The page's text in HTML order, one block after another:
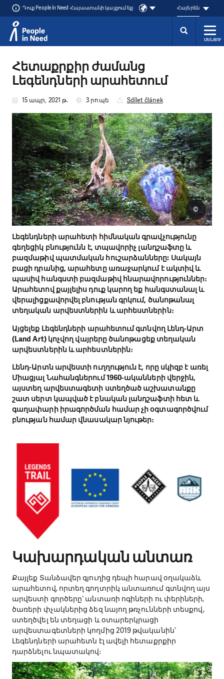
Դուք People in Need Հայաստանի կայքում եք Հայերեն
ՄԵՆՅՈՒ
Հետաքրքիր ժամանց
Լեգենդների արահետում
15 ապր, 2021 թ. 3 րոպե Sdílet článek
Լեգենդների արահետի հիմնական գրավչությունը
գեղեցիկ բնությունն է, տպավորիչ լանդշաֆտը և
բազմաթիվ պատմական հուշարձանները: Սակայն
բացի դրանից, արահետը առաջարկում է ակտիվ և
պասիվ հանգստի բազմաթիվ հնարավորություններ։
Արահետով քայլելիս դուք կարող եք հանգստանալ և
վերալիցքավորվել բնության գրկում, ծանոթանալ
տեղական արվեստներին և արհեստներին։
Այցելեք Լեգենդների արահետում գտնվող Լենդ-Արտ
(Land Art) կոչվող վայրերը ծանոթացեք տեղական
արվեստներին և արհեստներին։
Լենդ-Արտն արվեստի ուղղություն է, որը սկիզբ է առել
Միացյալ Նահանգներում 1960-ականների վերջին,
այստեղ արվեստագետի ստեղծած աշխատանքը
շատ սերտ կապված է բնական լանդշաֆտի հետ և
գաղափարի իրագործման համար չի օգտագործվում
բնության համար վնասակար նյութեր։
©
Կախարդական անտառ
​Քայլեք Տանձավեր գյուղից դեպի հարավ օղակաձև
արահետով, որտեղ գողտրիկ անտառում գտնվող այս
արվեստի գործերը՝ անտառի ոգիների ու փերիների,
ծառերի փչակներից ձեզ նայող թռչունների տեսքով,
ստեղծվել են տեղացի և օտարերկրացի
արվեստագետների կողմից 2019 թվականին՝
Լեգենդների արահետն էլ ավելի հետաքրքիր
դարձնելու նպատակով։